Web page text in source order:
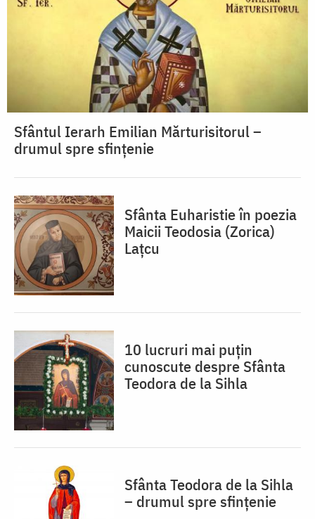
Sfântul Ierarh Emilian Mărturisitorul –
drumul spre sfințenie
Sfânta Euharistie în poezia
Maicii Teodosia (Zorica)
Lațcu
10 lucruri mai puțin
cunoscute despre Sfânta
Teodora de la Sihla
Sfânta Teodora de la Sihla
– drumul spre sfințenie